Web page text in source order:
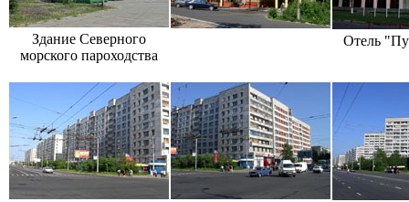
Здание Северного
морского пароходства
Отель